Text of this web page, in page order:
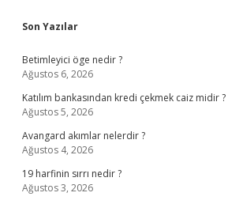
Sidebar
Son Yazılar
Betimleyici öge nedir ?
Ağustos 6, 2026
Katılım bankasından kredi çekmek caiz midir ?
Ağustos 5, 2026
Avangard akımlar nelerdir ?
Ağustos 4, 2026
19 harfinin sırrı nedir ?
Ağustos 3, 2026